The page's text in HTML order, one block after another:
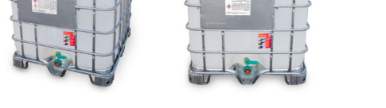
Tällä
tuotteella
on
Tällä
tuotteella
on